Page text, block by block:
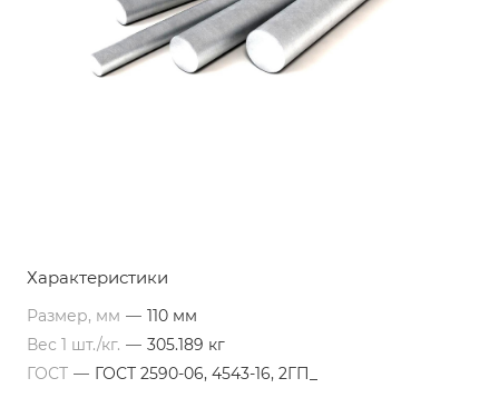
Характеристики
Размер, мм — 110 мм
Вес 1 шт./кг. — 305.189 кг
ГОСТ — ГОСТ 2590-06, 4543-16, 2ГП_